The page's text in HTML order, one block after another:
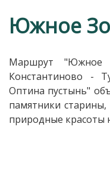
Южное
Маршрут "Южное
Константиново -
Оптина пустынь"
памятники
природные красоты